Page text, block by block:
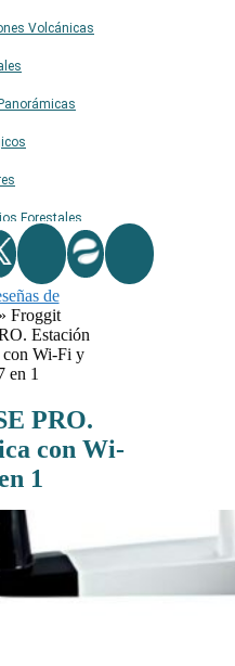
Volcánicas
Forestales
Montaña
Geodésicos
de
Froggit
Estación
con Wi-Fi y
en 1
PRO.
con Wi-
1